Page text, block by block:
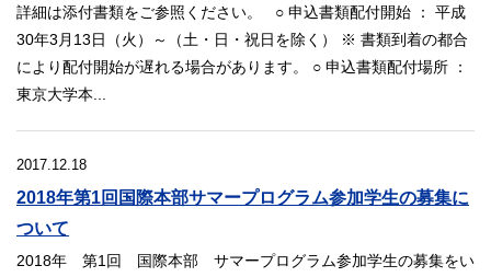
詳細は添付書類をご参照ください。 ○ 申込書類配付開始 ： 平成
30年3月13日（火）～（土・日・祝日を除く） ※ 書類到着の都合
により配付開始が遅れる場合があります。 ○ 申込書類配付場所 ：
東京大学本...
2017.12.18
2018年第1回国際本部サマープログラム参加学生の募集に
ついて
2018年 第1回 国際本部 サマープログラム参加学生の募集をい